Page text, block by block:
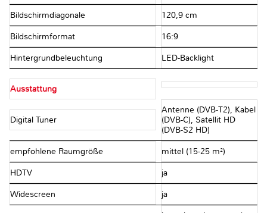
Bildschirmdiagonale 120,9 cm
Bildschirmformat 16:9
Hintergrundbeleuchtung LED-Backlight
Ausstattung
Digital Tuner
Antenne (DVB-T2), Kabel
(DVB-C), Satellit HD
(DVB-S2 HD)
empfohlene Raumgröße mittel (15-25 m²)
HDTV ja
Widescreen ja